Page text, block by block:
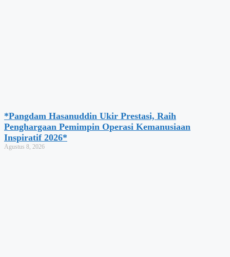
*Pangdam Hasanuddin Ukir Prestasi, Raih
Penghargaan Pemimpin Operasi Kemanusiaan
Inspiratif 2026*
Agustus 8, 2026